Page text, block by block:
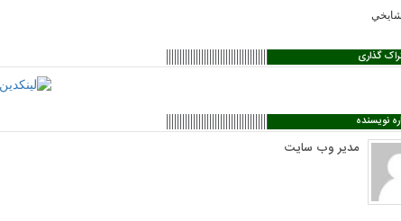
گذاری
نویسنده
مدیر وب سایت